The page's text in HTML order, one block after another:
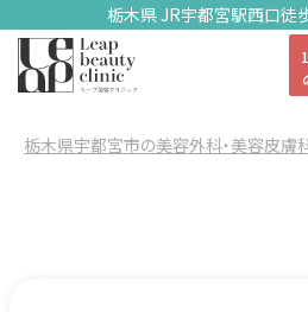
栃木県 JR宇都宮駅西口徒
栃木県宇都宮市の美容外科・美容皮